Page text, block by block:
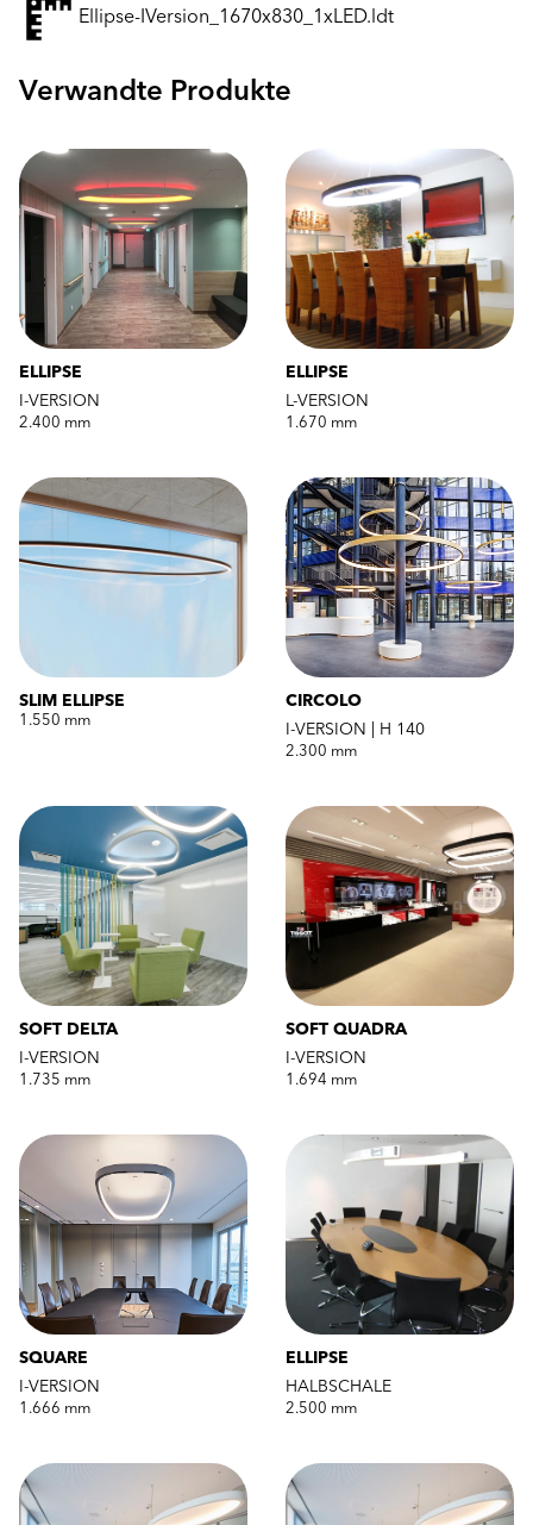
Ellipse-IVersion_1670x830_1xLED.ldt
Verwandte Produkte
ELLIPSE
I-VERSION
2.400 mm
ELLIPSE
L-VERSION
1.670 mm
SLIM ELLIPSE
1.550 mm
CIRCOLO
I-VERSION | H 140
2.300 mm
SOFT DELTA
I-VERSION
1.735 mm
SOFT QUADRA
I-VERSION
1.694 mm
SQUARE
I-VERSION
1.666 mm
ELLIPSE
HALBSCHALE
2.500 mm